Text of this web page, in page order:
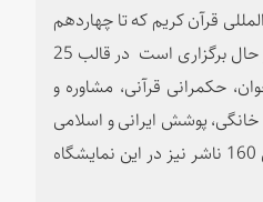
قرآن کریم که تا چهاردهم
فروردین در مصلی تهران در حال برگزاری است در قالب 25
حکمرانی قرآنی، مشاوره و
پوشش ایرانی و اسلامی
برپا شده و آثار قرآنی و دینی 160 ناشر نیز در این نمایشگاه